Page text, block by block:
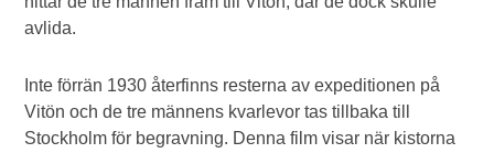
avlida.
Inte förrän 1930 återfinns resterna av expeditionen på
Vitön och de tre männens kvarlevor tas tillbaka till
Stockholm för begravning. Denna film visar när kistorna